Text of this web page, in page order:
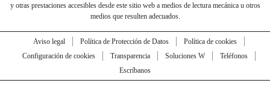
y otras prestaciones accesibles desde este sitio web a medios de lectura mecánica u otros
medios que resulten adecuados.
Aviso legal Política de Protección de Datos
Política de cookies
Configuración de cookies
Transparencia Soluciones W
Teléfonos
Escríbanos